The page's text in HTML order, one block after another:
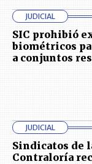
JUDICIAL
SIC prohibió
biométricos
a conjuntos
JUDICIAL
Sindicatos de
Contraloría